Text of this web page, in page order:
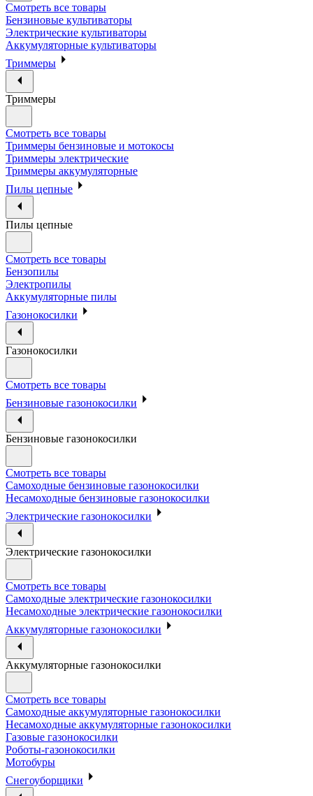
Смотреть все товары
Бензиновые культиваторы
Электрические культиваторы
Аккумуляторные культиваторы
Триммеры
Триммеры
Смотреть все товары
Триммеры бензиновые и мотокосы
Триммеры электрические
Триммеры аккумуляторные
Пилы цепные
Пилы цепные
Смотреть все товары
Бензопилы
Электропилы
Аккумуляторные пилы
Газонокосилки
Газонокосилки
Смотреть все товары
Бензиновые газонокосилки
Бензиновые газонокосилки
Смотреть все товары
Самоходные бензиновые газонокосилки
Несамоходные бензиновые газонокосилки
Электрические газонокосилки
Электрические газонокосилки
Смотреть все товары
Самоходные электрические газонокосилки
Несамоходные электрические газонокосилки
Аккумуляторные газонокосилки
Аккумуляторные газонокосилки
Смотреть все товары
Самоходные аккумуляторные газонокосилки
Несамоходные аккумуляторные газонокосилки
Газовые газонокосилки
Роботы-газонокосилки
Мотобуры
Снегоуборщики